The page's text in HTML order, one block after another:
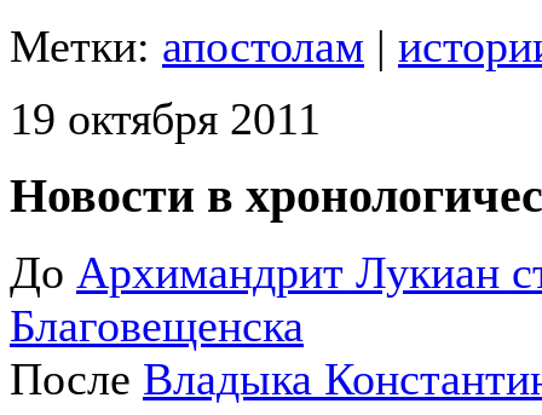
Метки: апостолам |
19 октября 2011
Новости в
До Архимандрит Лукиан
Благовещенска
После Владыка